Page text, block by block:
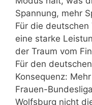
Spannung, mehr
Für die
eine starke
der Traum vom
Für den
Konsequenz:
Frauen-
Wolfsburg nicht